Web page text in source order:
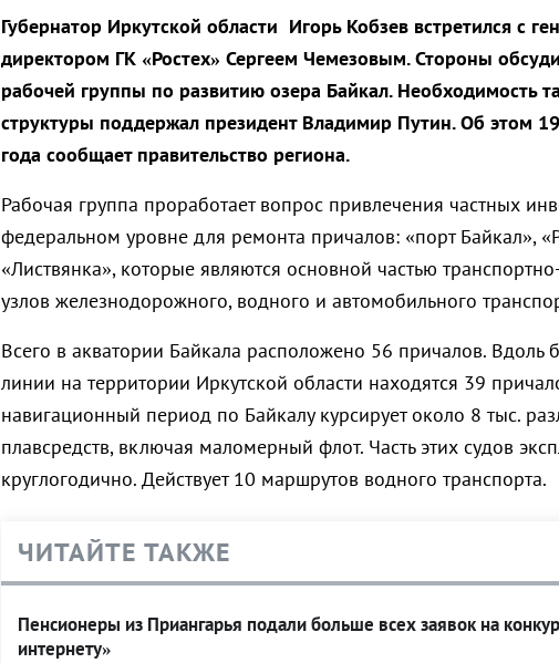
Губернатор Иркутской области Игорь Кобзев встретился с
директором ГК «Ростех» Сергеем Чемезовым. Стороны
рабочей группы по развитию озера Байкал. Необходимость
структуры поддержал президент Владимир Путин. Об этом
года сообщает правительство региона.
Рабочая группа проработает вопрос привлечения частных
федеральном уровне для ремонта причалов: «порт Байкал»,
«Листвянка», которые являются основной частью
узлов железнодорожного, водного и автомобильного
Всего в акватории Байкала расположено 56 причалов. Вдоль
линии на территории Иркутской области находятся 39
навигационный период по Байкалу курсирует около 8 тыс.
плавсредств, включая маломерный флот. Часть этих судов
круглогодично. Действует 10 маршрутов водного транспорта.
ЧИТАЙТЕ ТАКЖЕ
Пенсионеры из Приангарья подали больше всех заявок на
интернету»